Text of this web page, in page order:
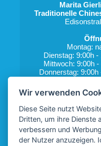
Marita
Traditionelle
Montag:
Dienstag: 9:00h -
Mittwoch: 9:00h
Donnerstag:
Telefon:
E-Mail:
Wir verwenden
Diese Seite nutzt
Dritten, um ihre Dienste
verbessern und
der Nutzer anzuzeigen.